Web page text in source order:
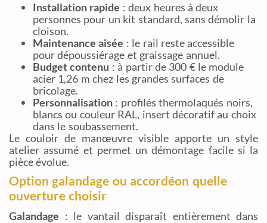
Installation rapide : deux heures à deux
personnes pour un kit standard, sans démolir la
cloison.
Maintenance aisée : le rail reste accessible
pour dépoussiérage et graissage annuel.
Budget contenu : à partir de 300 € le module
acier 1,26 m chez les grandes surfaces de
bricolage.
Personnalisation : profilés thermolaqués noirs,
blancs ou couleur RAL, insert décoratif au choix
dans le soubassement.
Le couloir de manœuvre visible apporte un style
atelier assumé et permet un démontage facile si la
pièce évolue.
Option galandage ou accordéon quelle
ouverture choisir
Galandage : le vantail disparaît entièrement dans